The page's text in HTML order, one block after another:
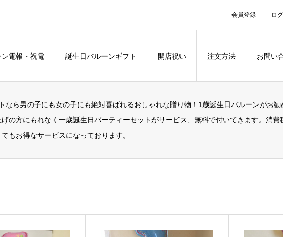
会員登録 ロ
電報・祝電 誕生日バルーンギフト 開店祝い 注文方法 お問い
なら男の子にも女の子にも絶対喜ばれるおしゃれな贈り物！1歳誕生日バルーンがお
の方にもれなく一歳誕生日パーティーセットがサービス、無料で付いてきます。消費
もお得なサービスになっております。